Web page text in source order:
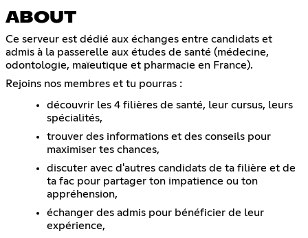
ABOUT
Ce serveur est dédié aux échanges entre candidats et
admis à la passerelle aux études de santé (médecine,
odontologie, maïeutique et pharmacie en France).
Rejoins nos membres et tu pourras :
découvrir les 4 filières de santé, leur cursus, leurs
spécialités,
trouver des informations et des conseils pour
maximiser tes chances,
discuter avec d'autres candidats de ta filière et de
ta fac pour partager ton impatience ou ton
appréhension,
échanger des admis pour bénéficier de leur
expérience,